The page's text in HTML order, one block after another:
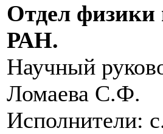
Отдел
РАН.
Научный
Ломаева С.Ф.
Исполнители: